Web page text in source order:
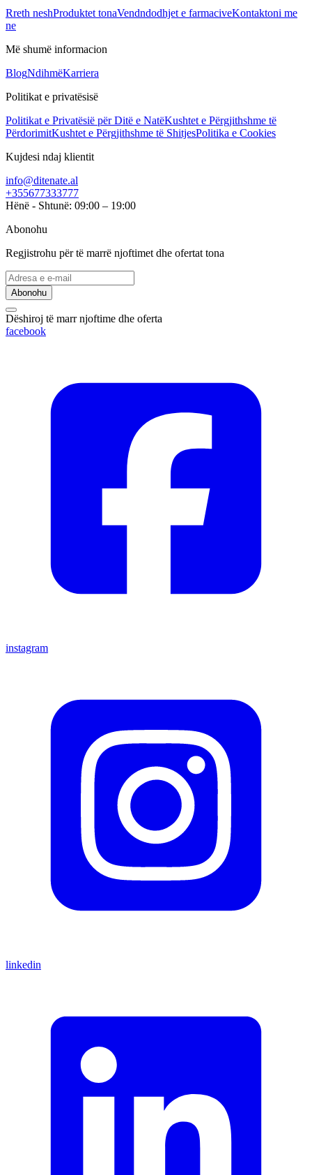
Rreth neshProduktet tonaVendndodhjet e farmaciveKontaktoni me
ne
Më shumë informacion
BlogNdihmëKarriera
Politikat e privatësisë
Politikat e Privatësië për Ditë e NatëKushtet e Përgjithshme të
PërdorimitKushtet e Përgjithshme të ShitjesPolitika e Cookies
Kujdesi ndaj klientit
info@ditenate.al
+355677333777
Hënë - Shtunë: 09:00 – 19:00
Abonohu
Regjistrohu për të marrë njoftimet dhe ofertat tona
Abonohu
Dëshiroj të marr njoftime dhe oferta
facebook
instagram
linkedin